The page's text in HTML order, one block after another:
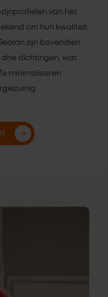
van het
om hun kwaliteit
zijn bovendien
drie dichtingen, wat
minimaliseren